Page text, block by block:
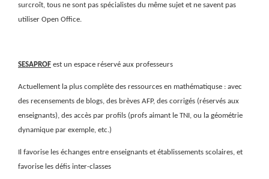
surcroît, tous ne sont pas spécialistes du même sujet et ne savent pas
utiliser Open Office.
SESAPROF est un espace réservé aux professeurs
Actuellement la plus complète des ressources en mathématiquse : avec
des recensements de blogs, des brèves AFP, des corrigés (réservés aux
enseignants), des accès par profils (profs aimant le TNI, ou la géométrie
dynamique par exemple, etc.)
Il favorise les échanges entre enseignants et établissements scolaires, et
favorise les défis inter-classes